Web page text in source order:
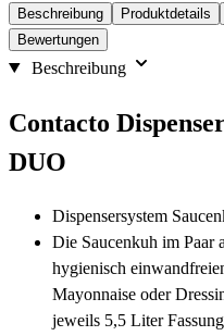
Beschreibung Produktdetails
Bewertungen
Beschreibung
Contacto
DUO
Dispensersystem
Die Saucenkuh im Paar
hygienisch
Mayonnaise oder
jeweils 5,5 Liter